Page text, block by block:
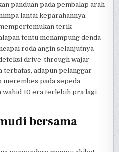
panduan pada pembalap arah
lantai keparahannya.
terik
tentu menampung denda
roda angin selanjutnya
drive-through wajar
terbatas, adapun pelanggar
merembes pada sepeda
wahid 10 era terlebih pra lagi
bersama